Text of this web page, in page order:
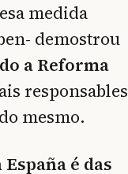
medida
demostrou
a Reforma
responsables
mesmo.
é das